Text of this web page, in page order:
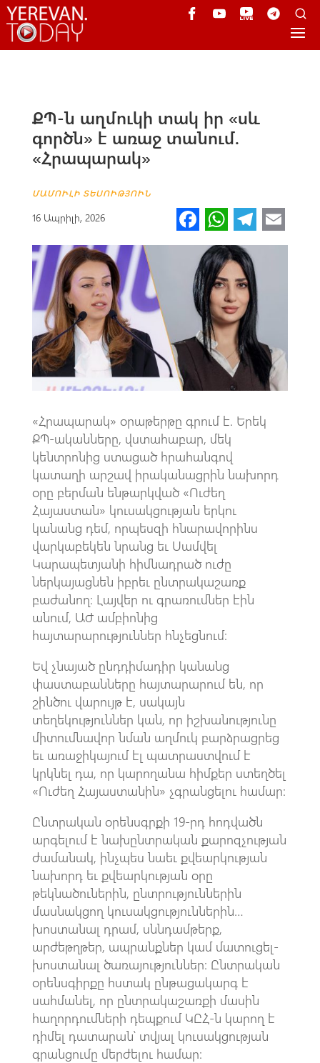
ՔՊ-ն աղմուկի տակ իր «սև
գործն» է առաջ տանում.
«Հրապարակ»
ՄԱՄՈՒԼԻ ՏԵՍՈՒԹՅՈՒՆ
16 Ապրիլի, 2026 Fa
ce
b
o
o
k
W
h
at
s
A
p
p
Te
le
a
m
m
«Հրապարակ» օրաթերթը գրում է. Երեկ
ՔՊ-ականները, վստահաբար, մեկ
կենտրոնից ստացած հրահանգով
կատաղի արշավ իրականացրին նախորդ
օրը բերման ենթարկված «Ուժեղ
Հայաստան» կուսակցության երկու
կանանց դեմ, որպեսզի հնարավորինս
վարկաբեկեն նրանց եւ Սամվել
Կարապետյանի հիմնադրած ուժը
ներկայացնեն իբրեւ ընտրակաշառք
բաժանող։ Լայվեր ու գրառումներ էին
անում, ԱԺ ամբիոնից
հայտարարություններ հնչեցնում։
Եվ չնայած ընդդիմադիր կանանց
փաստաբանները հայտարարում են, որ
շինծու վարույթ է, սակայն
տեղեկություններ կան, որ իշխանությունը
միտումնավոր նման աղմուկ բարձրացրեց
եւ առաջիկայում էլ պատրաստվում է
կրկնել դա, որ կարողանա հիմքեր ստեղծել
«Ուժեղ Հայաստանին» չգրանցելու համար։
Ընտրական օրենսգրքի 19-րդ հոդվածն
արգելում է նախընտրական քարոզչության
ժամանակ, ինչպես նաեւ քվեարկության
նախորդ եւ քվեարկության օրը
թեկնածուներին, ընտրություններին
մասնակցող կուսակցություններին…
խոստանալ դրամ, սննդամթերք,
արժեթղթեր, ապրանքներ կամ մատուցել-
խոստանալ ծառայություններ։ Ընտրական
օրենսգիրքը հստակ ընթացակարգ է
սահմանել, որ ընտրակաշառքի մասին
հաղորդումների դեպքում ԿԸՀ-ն կարող է
դիմել դատարան՝ տվյալ կուսակցության
գրանցումը մերժելու համար։